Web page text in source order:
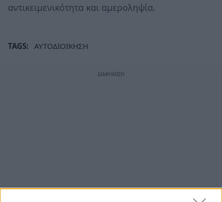
αντικειμενικότητα και αμεροληψία.
TAGS: ΑΥΤΟΔΙΟΙΚΗΣΗ